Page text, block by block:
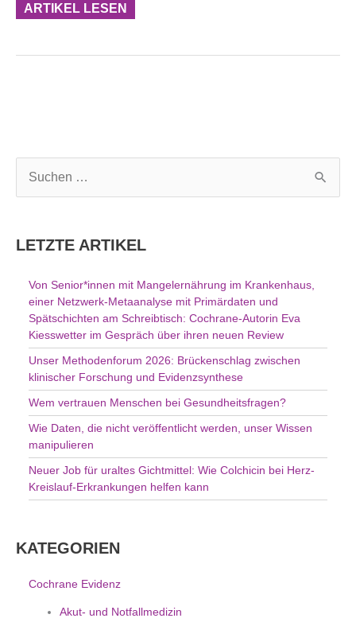
ARTIKEL LESEN
u
e
LETZTE ARTIKEL
Von Senior*innen mit Mangelernährung im Krankenhaus,
einer Netzwerk-Metaanalyse mit Primärdaten und
Spätschichten am Schreibtisch: Cochrane-Autorin Eva
Kiesswetter im Gespräch über ihren neuen Review
Unser Methodenforum 2026: Brückenschlag zwischen
klinischer Forschung und Evidenzsynthese
Wem vertrauen Menschen bei Gesundheitsfragen?
Wie Daten, die nicht veröffentlicht werden, unser Wissen
manipulieren
Neuer Job für uraltes Gichtmittel: Wie Colchicin bei Herz-
Kreislauf-Erkrankungen helfen kann
KATEGORIEN
Cochrane Evidenz
Akut- und Notfallmedizin